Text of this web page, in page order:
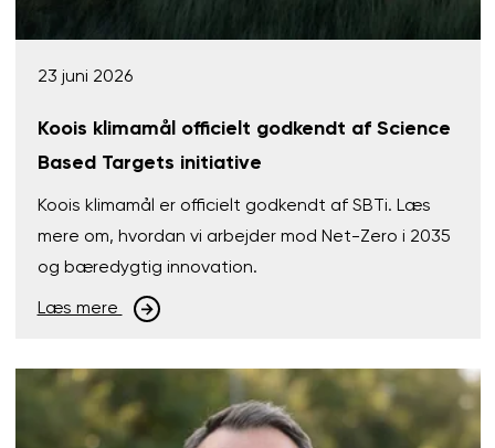
23 juni 2026
Koois klimamål officielt godkendt af Science
Based Targets initiative
Koois klimamål er officielt godkendt af SBTi. Læs
mere om, hvordan vi arbejder mod Net-Zero i 2035
og bæredygtig innovation.
Læs mere